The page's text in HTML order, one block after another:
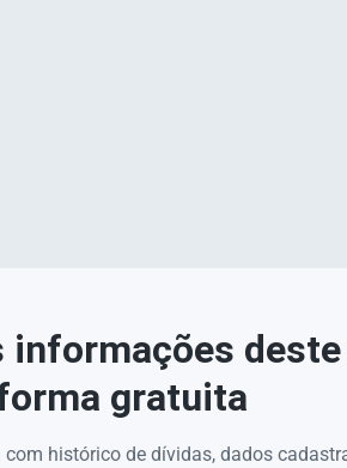
informações deste
gratuita
histórico de dívidas, dados